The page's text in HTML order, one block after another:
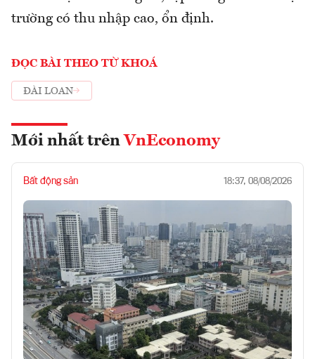
trường có thu nhập cao, ổn định.
ĐỌC BÀI THEO TỪ KHOÁ
ĐÀI LOAN
Mới nhất trên VnEconomy
Bất động sản 18:37, 08/08/2026